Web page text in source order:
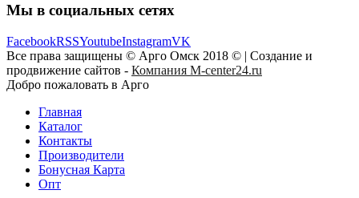
Мы в социальных сетях
FacebookRSSYoutubeInstagramVK
Все права защищены © Арго Омск 2018 © | Создание и
продвижение сайтов - Компания M-center24.ru
Добро пожаловать в Арго
Главная
Каталог
Контакты
Производители
Бонусная Карта
Опт